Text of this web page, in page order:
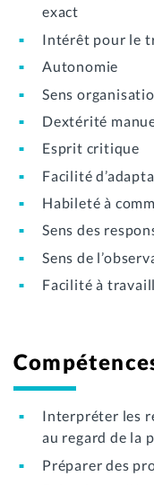
exact
Intérêt pour le
Autonomie
Sens
Dextérité
Esprit critique
Facilité
Habileté à
Sens des
Sens de
Facilité à
Interpréter les
au regard de la
Préparer des